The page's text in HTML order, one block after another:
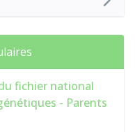
fichier national
- Parents